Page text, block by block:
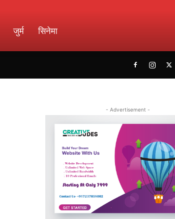
जुर्म सिनेमा
- Advertisement -